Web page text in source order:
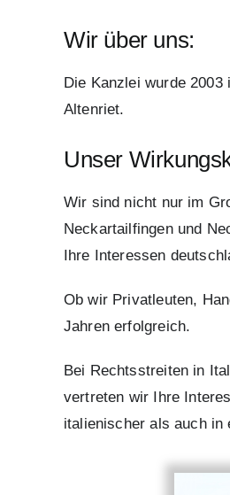
Wir über uns:
Die Kanzlei wurde
Altenriet.
Unser
Wir sind nicht nur im
Neckartailfingen und
Ihre Interessen
Ob wir Privatleuten,
Jahren erfolgreich.
Bei Rechtsstreiten in
vertreten wir Ihre
italienischer als auch in